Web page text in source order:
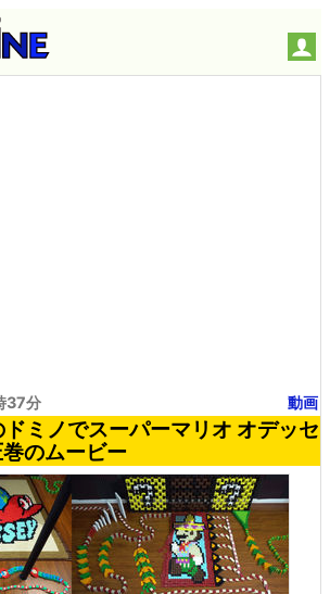
37分 動画
ミノでスーパーマリオ オデッセ
のムービー